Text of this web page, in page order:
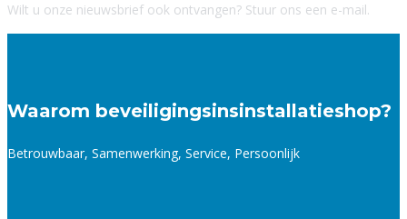
Wilt u onze nieuwsbrief ook ontvangen? Stuur ons een e-mail.
Waarom beveiligingsinsinstallatieshop?
Betrouwbaar, Samenwerking, Service, Persoonlijk